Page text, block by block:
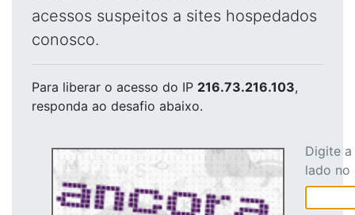
acessos suspeitos a sites hospedados
conosco.
Para liberar o acesso do IP 216.73.216.103,
responda ao desafio abaixo.
Digite
lado no